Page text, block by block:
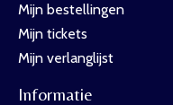
Mijn bestellingen
Mijn tickets
Mijn verlanglijst
Informatie